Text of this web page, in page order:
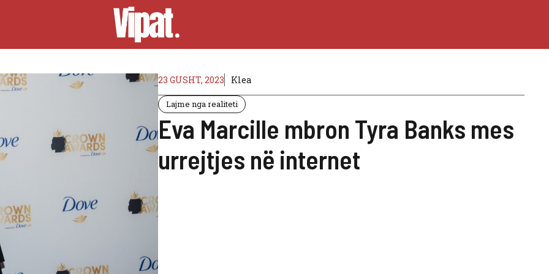
23 GUSHT, 2023 Klea
Lajme nga realiteti
Eva Marcille mbron Tyra Banks mes
urrejtjes në internet